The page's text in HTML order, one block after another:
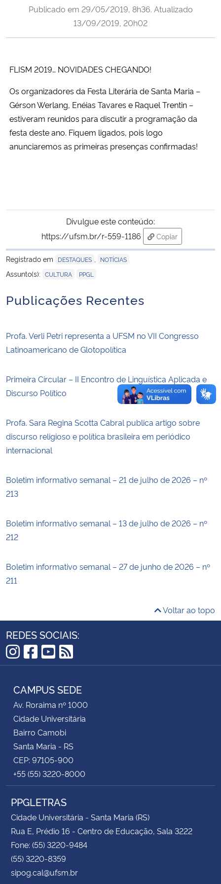
Ministério da Cidadania
Ministério da Ciência, Tecnologia, Inovações e Comunicações
Ministério do Meio Ambiente
Ministério da Mulher, da Família e dos Direitos Humanos
Secretaria de Governo
Gabinete de Segurança Institucional
Banco Central do Brasil
Publicado em 29/05/2019, 8h36. Atualizado
13/09/2019, 20h02
FLISM 2019… NOVIDADES CHEGANDO!
Os organizadores da Festa Literária de Santa Maria –
Gérson Werlang, Enéias Tavares e Raquel Trentin –
estiveram reunidos para discutir a programação da
festa deste ano. Fiquem ligados, pois logo
anunciaremos as primeiras presenças confirmadas!
Divulgue este conteúdo:
https://ufsm.br/r-559-1186
Copiar
para área de
Registrado em
DESTAQUES NOTÍCIAS
Assunto(s): CULTURA PPGL
Publicações Recentes
Profa. Verli Petri representa a UFSM no VII Congresso
Latinoamericano de Glotopolítica
Primeira Circular – II Encontro de Linguística Aplicada e
Discurso Político
Profa. Sara Regina Scotta Cabral publica artigo sobre
discurso religioso e política brasileira em periódico
internacional
Boletim informativo semanal – 21 de julho de 2026 – nº
213
Boletim informativo semanal – 13 de julho de 2026 – nº
212
Boletim informativo semanal – 27 de junho de 2026 – nº
211
Voltar ao topo
REDES SOCIAIS:
Instagram
Facebook
YouTube
RSS
CAMPUS SEDE
Av. Roraima nº 1000
Cidade Universitária
Bairro Camobi
Santa Maria - RS
CEP: 97105-900
+55 (55) 3220-8000
PPGLETRAS
Cidade Universitária - Santa Maria (RS)
Rua E, Prédio 16 - Centro de Educação, Sala 3222
Fone: (55) 3220-9484
(55) 3220-8359
sipog.cal@ufsm.br